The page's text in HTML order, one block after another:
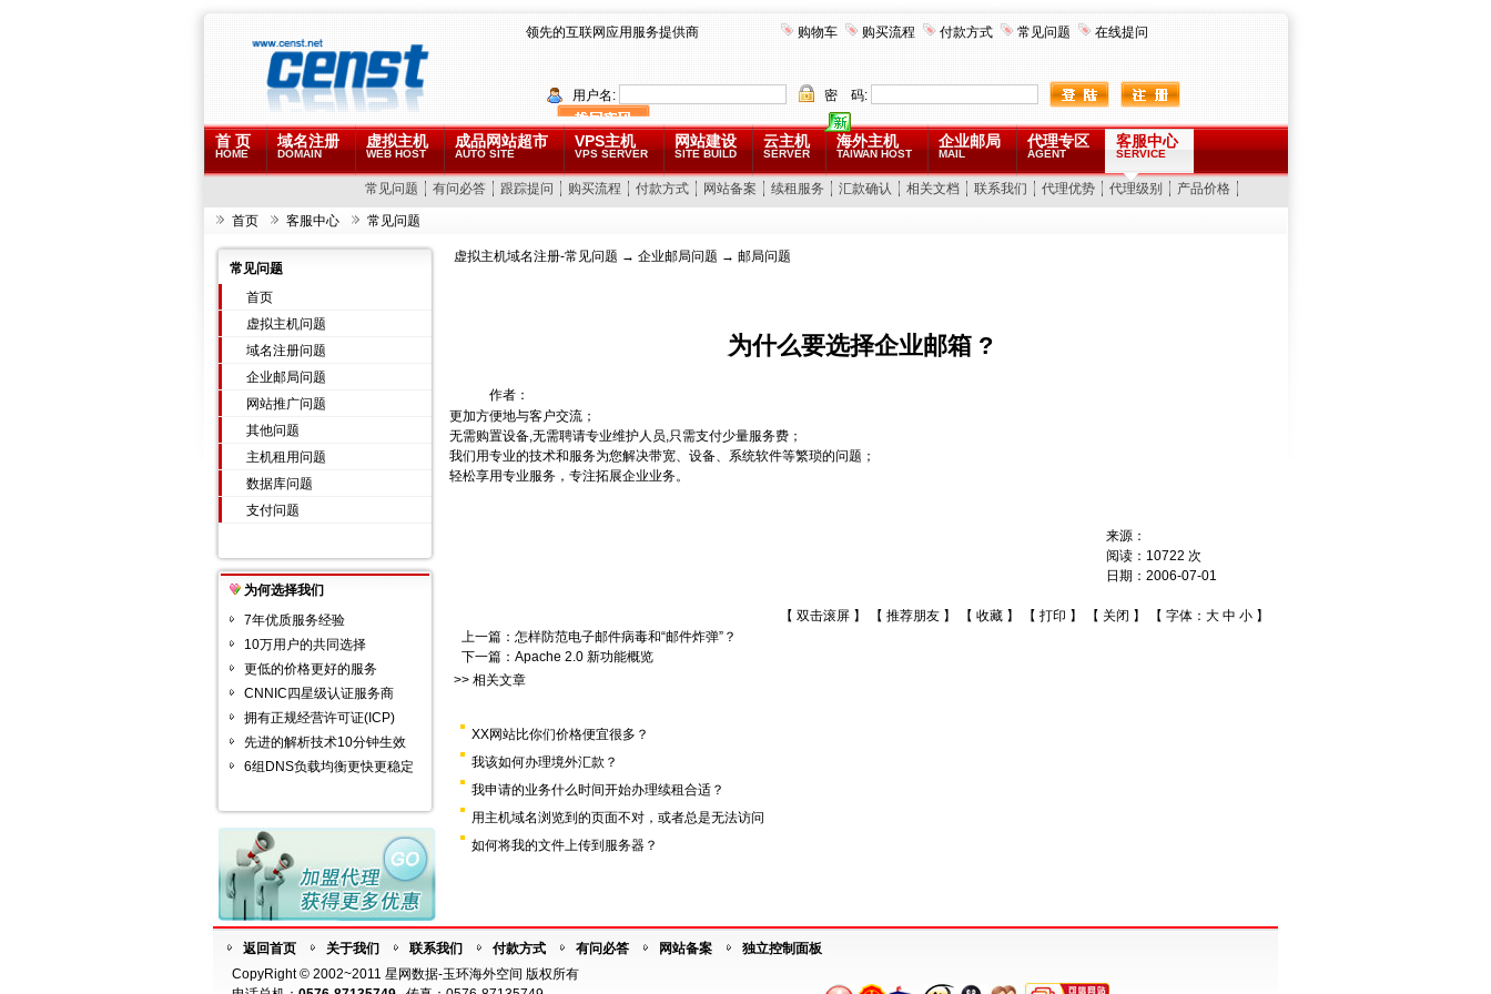
领先的互联网应用服务提供商 购物车 购买流程 付款方式 常见问题 在线提问
用户名: 密 码:
首 页
HOME
域名注册
DOMAIN
虚拟主机
WEB HOST
成品网站超市
AUTO SITE
VPS主机
VPS SERVER
网站建设
SITE BUILD
云主机
SERVER
海外主机
TAIWAN HOST
企业邮局
MAIL
代理专区
AGENT
客服中心
SERVICE
常见问题 有问必答 跟踪提问 购买流程 付款方式 网站备案 续租服务 汇款确认 相关文档 联系我们 代理优势 代理级别 产品价格
首页 客服中心 常见问题
常见问题
首页
虚拟主机问题
域名注册问题
企业邮局问题
网站推广问题
其他问题
主机租用问题
数据库问题
支付问题
为何选择我们
7年优质服务经验
10万用户的共同选择
更低的价格更好的服务
CNNIC四星级认证服务商
拥有正规经营许可证(ICP)
先进的解析技术10分钟生效
6组DNS负载均衡更快更稳定
虚拟主机域名注册-常见问题 → 企业邮局问题 → 邮局问题
为什么要选择企业邮箱 ?
作者：
更加方便地与客户交流；
无需购置设备,无需聘请专业维护人员,只需支付少量服务费；
我们用专业的技术和服务为您解决带宽、设备、系统软件等繁琐的问题；
轻松享用专业服务，专注拓展企业业务。
来源：
阅读： 10722 次
日期： 2006-07-01
【 双击滚屏 】 【 推荐朋友 】 【 收藏 】 【 打印 】 【 关闭 】 【 字体： 大 中 小 】
上一篇： 怎样防范电子邮件病毒和“邮件炸弹”？
下一篇： Apache 2.0 新功能概览
>> 相关文章
XX网站比你们价格便宜很多？
我该如何办理境外汇款？
我申请的业务什么时间开始办理续租合适？
用主机域名浏览到的页面不对，或者总是无法访问
如何将我的文件上传到服务器？
返回首页 关于我们 联系我们 付款方式 有问必答 网站备案
独立控制面板
CopyRight © 2002~2011 星网数据-玉环海外空间 版权所有